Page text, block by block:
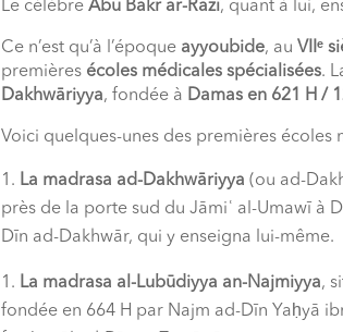
Le célèbre Abū Bakr ar-Rāzī, quant à lui,
Ce n’est qu’à l’époque ayyoubide, au VIIᵉ
premières écoles médicales spécialisées.
Dakhwāriyya, fondée à Damas en 621 H /
Voici quelques-unes des premières écoles
La madrasa ad-Dakhwāriyya (ou ad-
près de la porte sud du Jāmiʿ al-Umawī à
Dīn ad-Dakhwār, qui y enseigna lui-même.
La madrasa al-Lubūdiyya an-Najmiyya,
fondée en 664 H par Najm ad-Dīn Yaḥyā